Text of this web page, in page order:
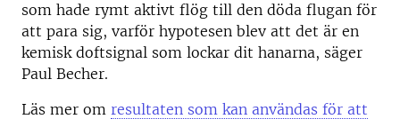
som hade rymt aktivt flög till den döda flugan för
att para sig, varför hypotesen blev att det är en
kemisk doftsignal som lockar dit hanarna, säger
Paul Becher.
Läs mer om resultaten som kan användas för att